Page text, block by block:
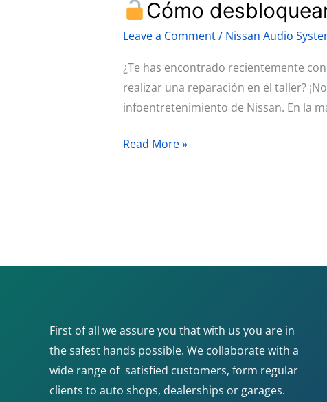
Cómo
Leave a Comment/ Nissan Audio
¿Te has encontrado recientemente
realizar una reparación en el taller?
infoentretenimiento de Nissan. En la
tu
radio
Nissan
solo
Read More »
First of all we assure you that with us you are in
the safest hands possible. We collaborate with a
wide range of satisfied customers, form regular
clients to auto shops, dealerships or garages.